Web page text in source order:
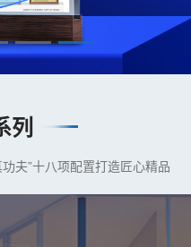
列
夫”十八项配置打造匠心精品